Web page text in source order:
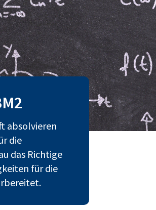
absolvieren
die
das Richtige
für die